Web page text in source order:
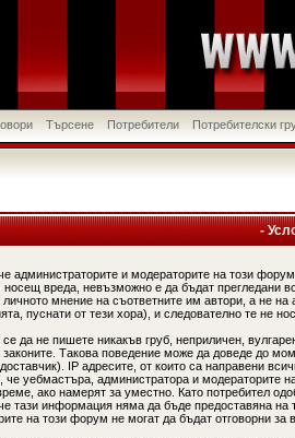
Търсене Потребители Потребителски
-
администраторите и модераторите на този
носещ вреда, невъзможно е да бъдат прегледани
личното мнение на съответните им автори, а не
пуснати от тези хора), и следователно те не
да не пишете никакъв груб, неприличен,
Такова поведение може да доведе до
IP адресите, от които са направени
че уебмастъра, администратора и модераторите
ако намерят за уместно. Като потребител
тази информация няма да бъде предоставяна
на този форум не могат да бъдат отговорни за